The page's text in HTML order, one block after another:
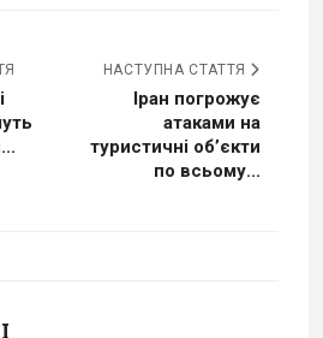
НАСТУПНА СТАТТЯ
Іран погрожує
атаками на
туристичні об’єкти
по всьому...